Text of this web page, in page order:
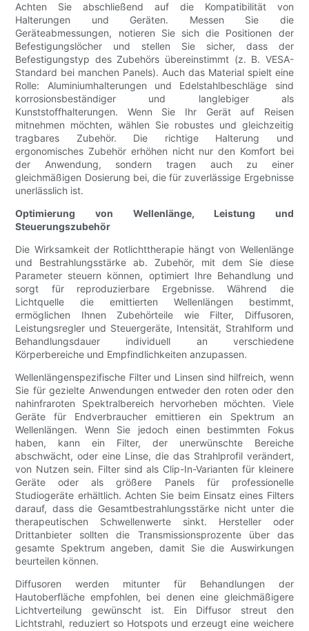
Achten Sie abschließend auf die Kompatibilität von
Halterungen und Geräten. Messen Sie die
Geräteabmessungen, notieren Sie sich die Positionen der
Befestigungslöcher und stellen Sie sicher, dass der
Befestigungstyp des Zubehörs übereinstimmt (z. B. VESA-
Standard bei manchen Panels). Auch das Material spielt eine
Rolle: Aluminiumhalterungen und Edelstahlbeschläge sind
korrosionsbeständiger und langlebiger als
Kunststoffhalterungen. Wenn Sie Ihr Gerät auf Reisen
mitnehmen möchten, wählen Sie robustes und gleichzeitig
tragbares Zubehör. Die richtige Halterung und
ergonomisches Zubehör erhöhen nicht nur den Komfort bei
der Anwendung, sondern tragen auch zu einer
gleichmäßigen Dosierung bei, die für zuverlässige Ergebnisse
unerlässlich ist.
Optimierung von Wellenlänge, Leistung und
Steuerungszubehör
Die Wirksamkeit der Rotlichttherapie hängt von Wellenlänge
und Bestrahlungsstärke ab. Zubehör, mit dem Sie diese
Parameter steuern können, optimiert Ihre Behandlung und
sorgt für reproduzierbare Ergebnisse. Während die
Lichtquelle die emittierten Wellenlängen bestimmt,
ermöglichen Ihnen Zubehörteile wie Filter, Diffusoren,
Leistungsregler und Steuergeräte, Intensität, Strahlform und
Behandlungsdauer individuell an verschiedene
Körperbereiche und Empfindlichkeiten anzupassen.
Wellenlängenspezifische Filter und Linsen sind hilfreich, wenn
Sie für gezielte Anwendungen entweder den roten oder den
nahinfraroten Spektralbereich hervorheben möchten. Viele
Geräte für Endverbraucher emittieren ein Spektrum an
Wellenlängen. Wenn Sie jedoch einen bestimmten Fokus
haben, kann ein Filter, der unerwünschte Bereiche
abschwächt, oder eine Linse, die das Strahlprofil verändert,
von Nutzen sein. Filter sind als Clip-In-Varianten für kleinere
Geräte oder als größere Panels für professionelle
Studiogeräte erhältlich. Achten Sie beim Einsatz eines Filters
darauf, dass die Gesamtbestrahlungsstärke nicht unter die
therapeutischen Schwellenwerte sinkt. Hersteller oder
Drittanbieter sollten die Transmissionsprozente über das
gesamte Spektrum angeben, damit Sie die Auswirkungen
beurteilen können.
Diffusoren werden mitunter für Behandlungen der
Hautoberfläche empfohlen, bei denen eine gleichmäßigere
Lichtverteilung gewünscht ist. Ein Diffusor streut den
Lichtstrahl, reduziert so Hotspots und erzeugt eine weichere